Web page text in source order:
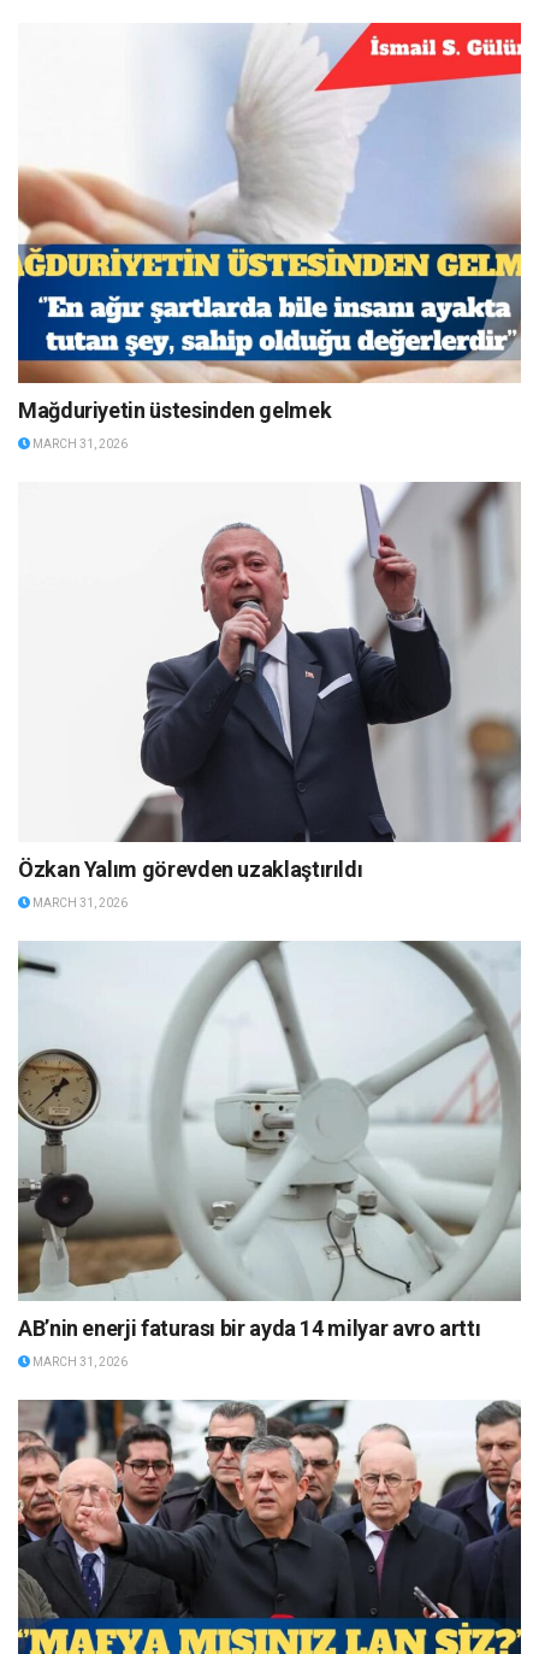
Mağduriyetin üstesinden gelmek
MARCH 31, 2026
Özkan Yalım görevden uzaklaştırıldı
MARCH 31, 2026
AB’nin enerji faturası bir ayda 14 milyar avro arttı
MARCH 31, 2026